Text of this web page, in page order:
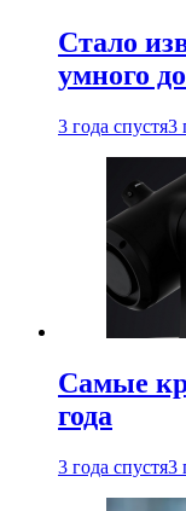
Стало
умного
3 года спустя3
Самые
года
3 года спустя3